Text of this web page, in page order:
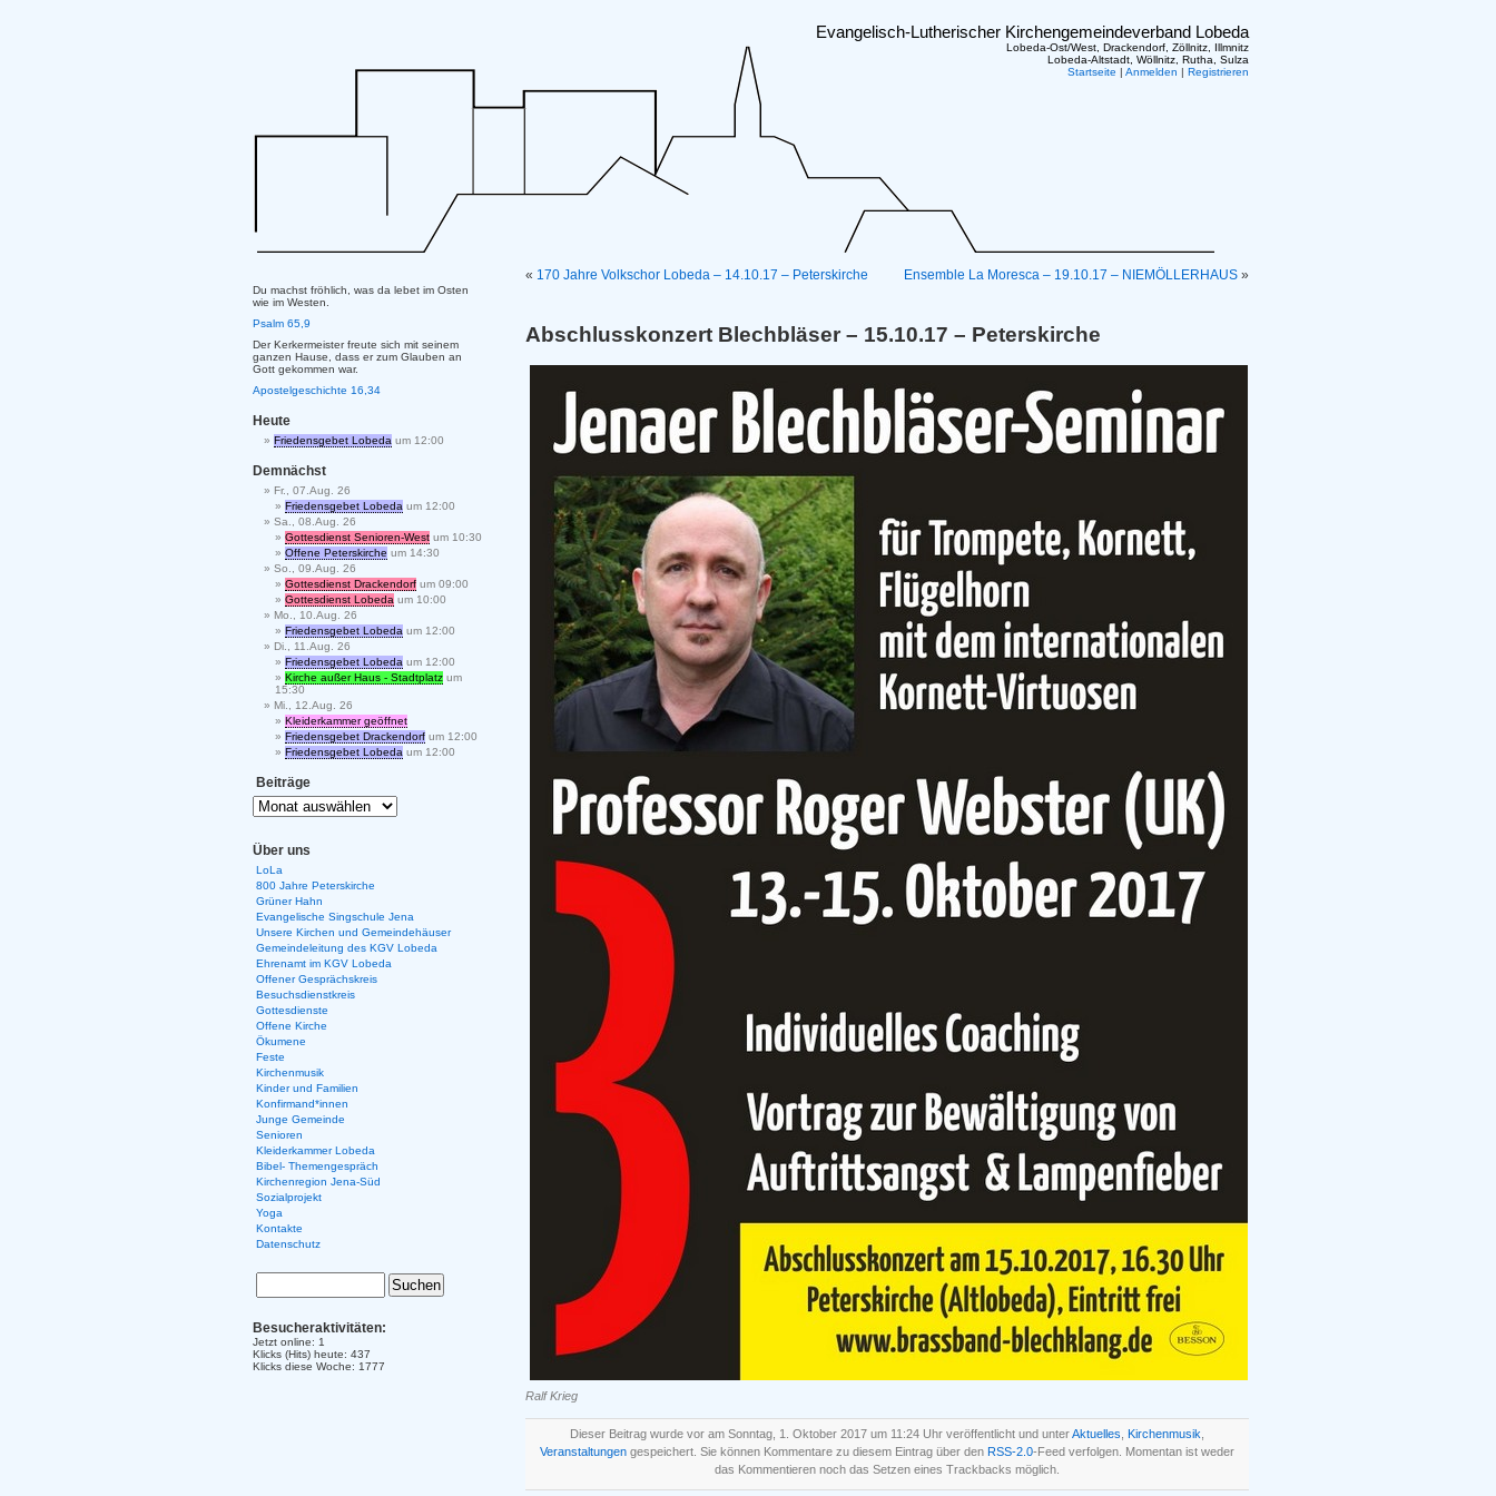
Evangelisch-Lutherischer Kirchengemeindeverband Lobeda
Lobeda-Ost/West, Drackendorf, Zöllnitz, Illmnitz
Lobeda-Altstadt, Wöllnitz, Rutha, Sulza
Startseite | Anmelden | Registrieren
« 170 Jahre Volkschor Lobeda – 14.10.17 – Peterskirche Ensemble La Moresca – 19.10.17 – NIEMÖLLERHAUS »
Abschlusskonzert Blechbläser – 15.10.17 – Peterskirche
Ralf Krieg
Dieser Beitrag wurde vor am Sonntag, 1. Oktober 2017 um 11:24 Uhr veröffentlicht und unterAktuelles Kirchenmusik
Veranstaltungen gespeichert. Sie können Kommentare zu diesem Eintrag über den RSS-2.0-Feed verfolgen. Momentan ist weder
das Kommentieren noch das Setzen eines Trackbacks möglich.
Du machst fröhlich, was da lebet im Osten
wie im Westen.
Psalm 65,9
Der Kerkermeister freute sich mit seinem
ganzen Hause, dass er zum Glauben an
Gott gekommen war.
Apostelgeschichte 16,34
Heute
Friedensgebet Lobeda um 12:00
Demnächst
Fr., 07.Aug. 26
Friedensgebet Lobeda um 12:00
Sa., 08.Aug. 26
Gottesdienst Senioren-West um 10:30
Offene Peterskirche um 14:30
So., 09.Aug. 26
Gottesdienst Drackendorf um 09:00
Gottesdienst Lobeda um 10:00
Mo., 10.Aug. 26
Friedensgebet Lobeda um 12:00
Di., 11.Aug. 26
Friedensgebet Lobeda um 12:00
Kirche außer Haus - Stadtplatz um
15:30
Mi., 12.Aug. 26
Kleiderkammer geöffnet
Friedensgebet Drackendorf um 12:00
Friedensgebet Lobeda um 12:00
Beiträge
Über uns
LoLa
800 Jahre Peterskirche
Grüner Hahn
Evangelische Singschule Jena
Unsere Kirchen und Gemeindehäuser
Gemeindeleitung des KGV Lobeda
Ehrenamt im KGV Lobeda
Offener Gesprächskreis
Besuchsdienstkreis
Gottesdienste
Offene Kirche
Ökumene
Feste
Kirchenmusik
Kinder und Familien
Konfirmand*innen
Junge Gemeinde
Senioren
Kleiderkammer Lobeda
Bibel- Themengespräch
Kirchenregion Jena-Süd
Sozialprojekt
Yoga
Kontakte
Datenschutz
Besucheraktivitäten:
Jetzt online: 1
Klicks (Hits) heute: 437
Klicks diese Woche: 1777